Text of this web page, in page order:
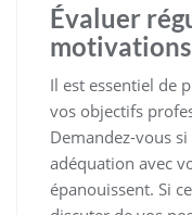
Évaluer
Il est essentiel de
vos objectifs
Demandez-vous
adéquation avec
épanouissent. Si